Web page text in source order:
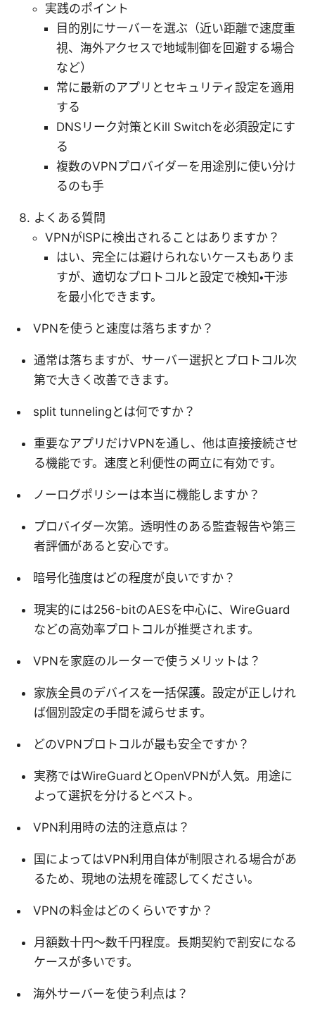
実践のポイント
目的別にサーバーを選ぶ（近い距離で速度重
視、海外アクセスで地域制御を回避する場合
など）
常に最新のアプリとセキュリティ設定を適用
する
DNSリーク対策とKill Switchを必須設定にす
る
複数のVPNプロバイダーを用途別に使い分け
るのも手
よくある質問
VPNがISPに検出されることはありますか？
はい、完全には避けられないケースもありま
すが、適切なプロトコルと設定で検知・干渉
を最小化できます。
VPNを使うと速度は落ちますか？
通常は落ちますが、サーバー選択とプロトコル次
第で大きく改善できます。
split tunnelingとは何ですか？
重要なアプリだけVPNを通し、他は直接接続させ
る機能です。速度と利便性の両立に有効です。
ノーログポリシーは本当に機能しますか？
プロバイダー次第。透明性のある監査報告や第三
者評価があると安心です。
暗号化強度はどの程度が良いですか？
現実的には256-bitのAESを中心に、WireGuard
などの高効率プロトコルが推奨されます。
VPNを家庭のルーターで使うメリットは？
家族全員のデバイスを一括保護。設定が正しけれ
ば個別設定の手間を減らせます。
どのVPNプロトコルが最も安全ですか？
実務ではWireGuardとOpenVPNが人気。用途に
よって選択を分けるとベスト。
VPN利用時の法的注意点は？
国によってはVPN利用自体が制限される場合があ
るため、現地の法規を確認してください。
VPNの料金はどのくらいですか？
月額数十円〜数千円程度。長期契約で割安になる
ケースが多いです。
海外サーバーを使う利点は？